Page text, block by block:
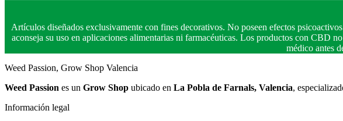
Artículos diseñados exclusivamente con fines decorativos. No poseen efectos
aconseja su uso en aplicaciones alimentarias ni farmacéuticas. Los productos con CBD
médico antes
Weed Passion, Grow Shop Valencia
Weed Passion es un Grow Shop ubicado en La Pobla de Farnals, Valencia,
Información legal